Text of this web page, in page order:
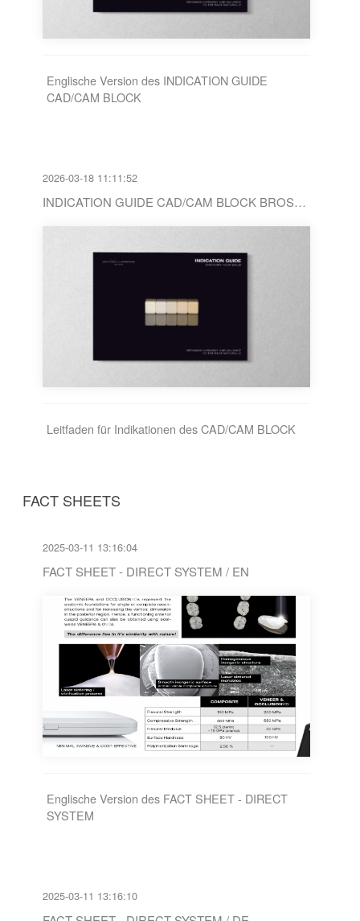
Englische Version des INDICATION GUIDE
CAD/CAM BLOCK
2026-03-18 11:11:52
INDICATION GUIDE CAD/CAM BLOCK BROSCHÜRE / DE
Leitfaden für Indikationen des CAD/CAM BLOCK
FACT SHEETS
2025-03-11 13:16:04
FACT SHEET - DIRECT SYSTEM / EN
Englische Version des FACT SHEET - DIRECT
SYSTEM
2025-03-11 13:16:10